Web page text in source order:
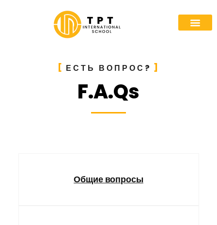
ЕСТЬ ВОПРОС?
F.A.Qs
Общие вопросы